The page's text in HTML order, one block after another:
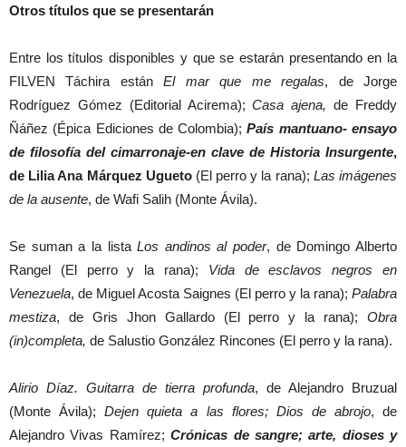
Otros títulos que se presentarán
Entre los títulos disponibles y que se estarán presentando en la
FILVEN Táchira estánEl mar que me regalas, de Jorge
Rodríguez Gómez (Editorial Acirema); Casa ajena, de Freddy
Ñáñez (Épica Ediciones de Colombia);País mantuano- ensayo
de filosofía del cimarronaje-en clave de Historia Insurgente,
de Lilia Ana Márquez Ugueto(El perro y la rana); Las imágenes
de la ausente, de Wafi Salih (Monte Ávila).
Se suman a la listaLos andinos al poder, de Domingo Alberto
Rangel (El perro y la rana); Vida de esclavos negros en
Venezuela, de Miguel Acosta Saignes (El perro y la rana); Palabra
mestiza, de Gris Jhon Gallardo (El perro y la rana); Obra
(in)completa, de Salustio González Rincones (El perro y la rana).
Alirio Díaz. Guitarra de tierra profunda, de Alejandro Bruzual
(Monte Ávila);Dejen quieta a las flores; Dios de abrojo, de
Alejandro Vivas Ramírez;Crónicas de sangre; arte, dioses y